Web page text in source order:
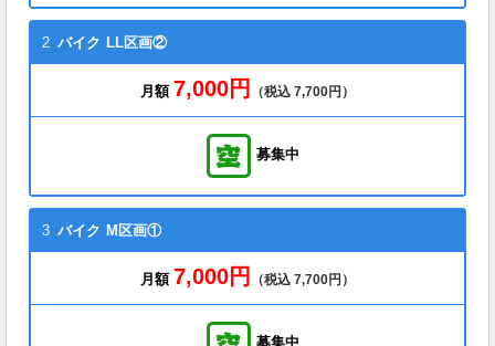
2 バイク LL区画②
月額 7,000円 （税込 7,700円）
募集中
3 バイク M区画①
月額 7,000円 （税込 7,700円）
募集中